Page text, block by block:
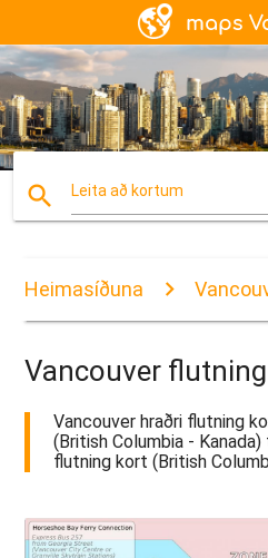
search Leita að kortum
Heimasíðuna
Vancouver
Vancouver hraðri flutning
(British Columbia -
flutning kort (British